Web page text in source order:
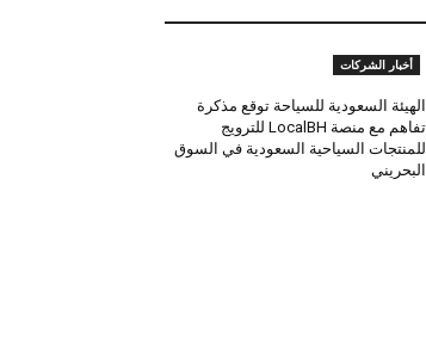
أخبار الشركات
الهيئة السعودية للسياحة توقع مذكرة
تفاهم مع منصة LocalBH للترويج
للمنتجات السياحية السعودية في السوق
البحريني